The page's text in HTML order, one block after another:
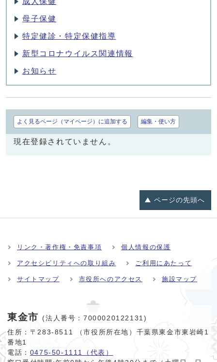
母子保健
特定健診・特定保健指導
新型コロナウイルス関連情報
お知らせ
よく見るページ（マイページ）に追加する 編集・使い方
現在登録されていません。
ページの先頭へ
リンク・著作権・免責事項 個人情報の保護
アクセシビリティへの取り組み ご利用にあたって
サイトマップ 市役所へのアクセス 施設マップ
東金市
(法人番号：7000020122131)
住所：〒283-8511 （市役所所在地）千葉県東金市東岩崎1
番地1
電話： 0475-50-1111（代表）